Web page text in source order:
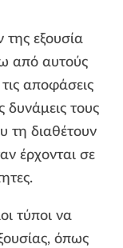
της εξουσία
από αυτούς
αποφάσεις
δυνάμεις τους
τη διαθέτουν
έρχονται σε
τύποι να
όπως